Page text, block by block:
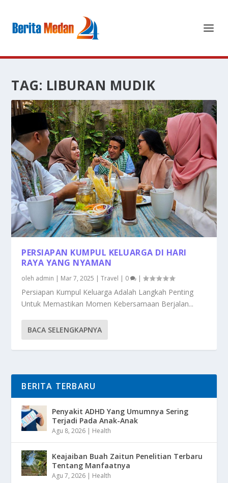
TAG: LIBURAN MUDIK
PERSIAPAN KUMPUL KELUARGA DI HARI
RAYA YANG NYAMAN
oleh admin | Mar 7, 2025 |Travel | 0 |
Persiapan Kumpul Keluarga Adalah Langkah Penting
Untuk Memastikan Momen Kebersamaan Berjalan...
BACA SELENGKAPNYA
BERITA TERBARU
Penyakit ADHD Yang Umumnya Sering
Terjadi Pada Anak-Anak
Agu 8, 2026 | Health
Keajaiban Buah Zaitun Penelitian Terbaru
Tentang Manfaatnya
Agu 7, 2026 | Health